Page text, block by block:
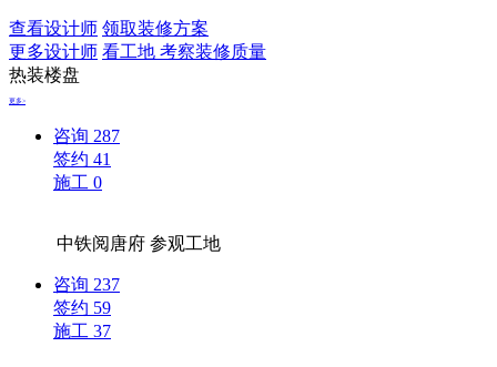
查看设计师 领取装修方案
更多设计师 看工地 考察装修质量
热装楼盘
更多>
咨询 287
签约 41
施工 0
中铁阅唐府参观工地
咨询 237
签约 59
施工 37